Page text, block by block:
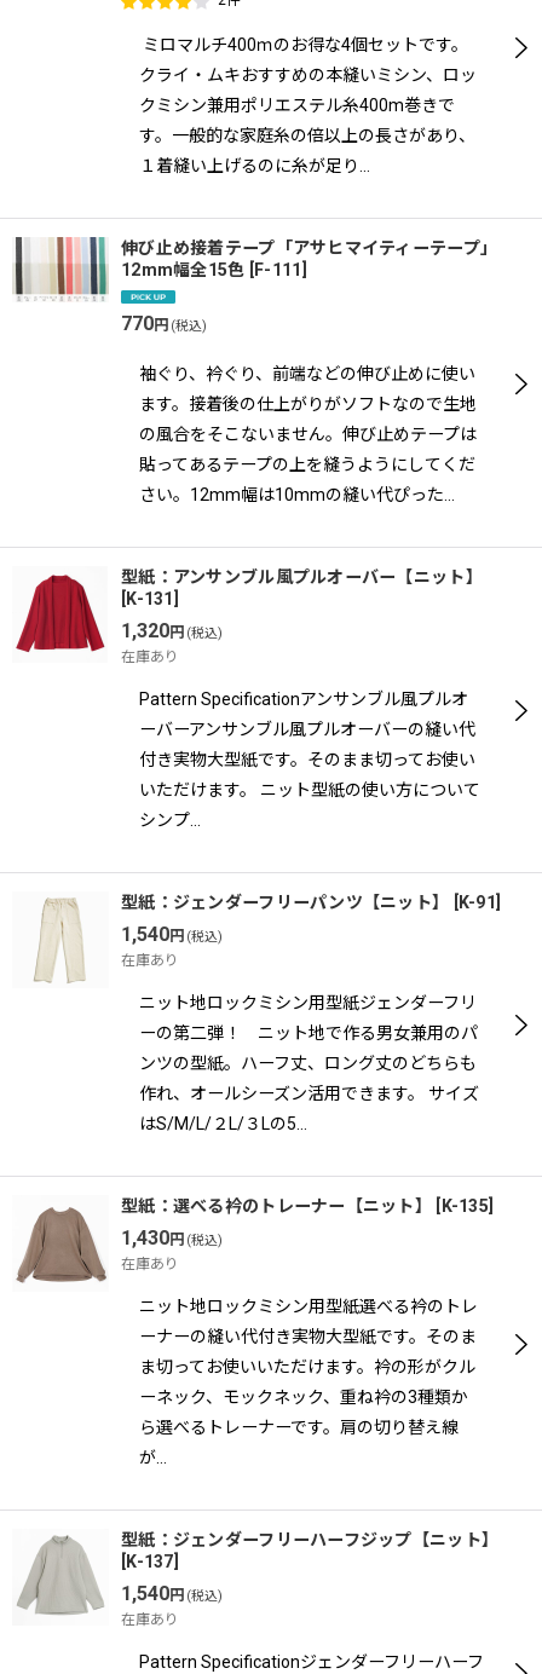
ミロマルチ400ｍのお得な4個セットです。
クライ・ムキおすすめの本縫いミシン、ロッ
クミシン兼用ポリエステル糸400m巻きで
す。一般的な家庭糸の倍以上の長さがあり、
１着縫い上げるのに糸が足り…
伸び止め接着テープ「アサヒマイティーテープ」
12mm幅全15色
F-111
770円 (税込)
袖ぐり、衿ぐり、前端などの伸び止めに使い
ます。接着後の仕上がりがソフトなので生地
の風合をそこないません。伸び止めテープは
貼ってあるテープの上を縫うようにしてくだ
さい。12mm幅は10mmの縫い代ぴった…
型紙：アンサンブル風プルオーバー【ニット】
K-131
1,320円 (税込)
在庫あり
Pattern Specificationアンサンブル風プルオ
ーバーアンサンブル風プルオーバーの縫い代
付き実物大型紙です。そのまま切ってお使い
いただけます。 ニット型紙の使い方について
シンプ…
型紙：ジェンダーフリーパンツ【ニット】 K-91
1,540円 (税込)
在庫あり
ニット地ロックミシン用型紙ジェンダーフリ
ーの第二弾！ ニット地で作る男女兼用のパ
ンツの型紙。ハーフ丈、ロング丈のどちらも
作れ、オールシーズン活用できます。 サイズ
はS/M/L/２L/３Lの5…
型紙：選べる衿のトレーナー【ニット】 K-135
1,430円 (税込)
在庫あり
ニット地ロックミシン用型紙選べる衿のトレ
ーナーの縫い代付き実物大型紙です。そのま
ま切ってお使いいただけます。衿の形がクル
ーネック、モックネック、重ね衿の3種類か
ら選べるトレーナーです。肩の切り替え線
が…
型紙：ジェンダーフリーハーフジップ【ニット】
K-137
1,540円 (税込)
在庫あり
Pattern Specificationジェンダーフリーハーフ